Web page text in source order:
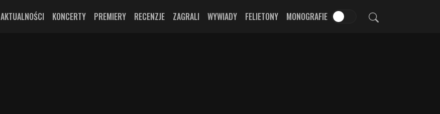
AKTUALNOŚCI KONCERTY PREMIERY RECENZJE ZAGRALI WYWIADY FELIETONY MONOGRAFIE